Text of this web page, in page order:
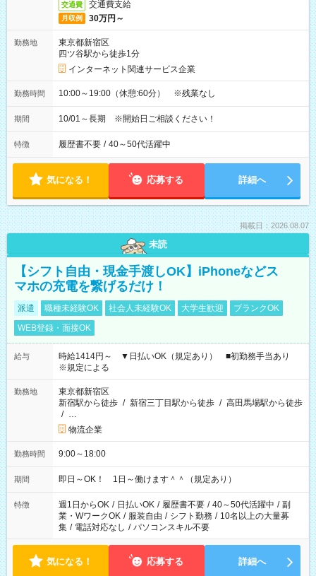
交通費 交通費支給
月収例 30万円～
勤務地
東京都新宿区
四ツ谷駅から徒歩1分
インターネット関連サービス企業
勤務時間 10:00～19:00（休憩:60分） ※残業なし
期間 10/01～長期 ※開始日ご相談ください！
特徴 履歴書不要 / 40～50代活躍中
気になる！ 応募する 詳細へ
掲載日：2026.08.07
未読
【シフト自由・現金手渡しOK】iPhoneなどス
マホの充電を繋げるだけ！
派遣 職種未経験OK 社会人未経験OK 大学生歓迎
ブランクOK
WEB登録・面接OK
給与
時給1414円～ ▼日払いOK（規定あり） ■初勤務手当あり
※規定による
勤務地
東京都新宿区
新宿駅から徒歩 / 新宿三丁目駅から徒歩 / 高田馬場駅から徒歩
/ …
物流企業
勤務時間 9:00～18:00
期間 即日～OK！ 1日～働けます＾＾（規定あり）
特徴 週1日からOK / 日払いOK / 履歴書不要 / 40～50代活躍中 / 副
業・WワークOK / 服装自由 / シフト勤務 / 10名以上の大量募
集 / 電話対応なし / パソコンスキル不要
気になる！ 応募する 詳細へ